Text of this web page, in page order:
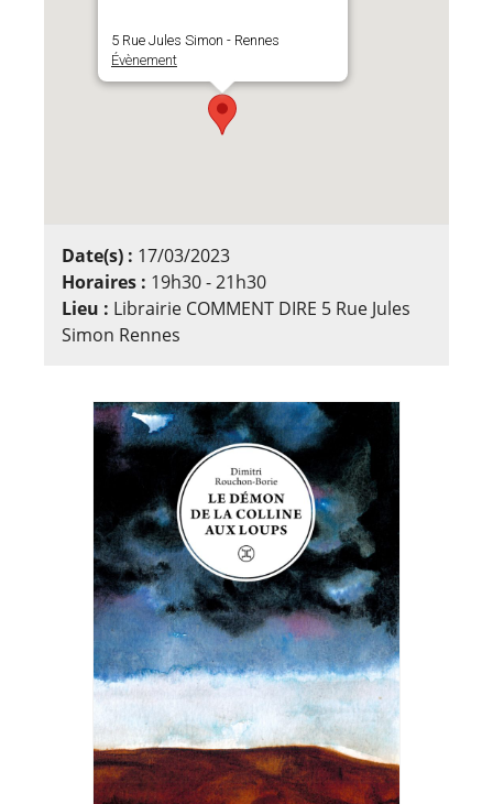
5 Rue Jules Simon - Rennes
Évènement
Date(s) : 17/03/2023
Horaires : 19h30 - 21h30
Lieu : Librairie COMMENT DIRE 5 Rue Jules
Simon Rennes